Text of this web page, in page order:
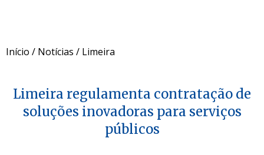
Início / Notícias / Limeira
Limeira regulamenta contratação de
soluções inovadoras para serviços
públicos